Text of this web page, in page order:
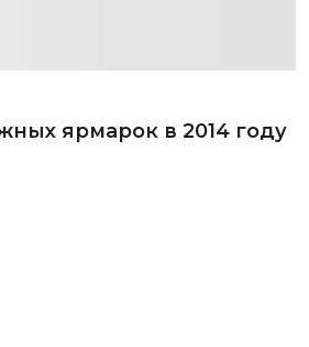
ярмарок в 2014 году